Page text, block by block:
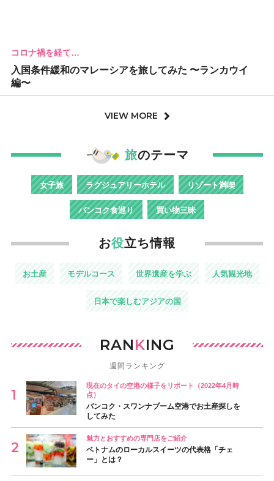
コロナ禍を経て…
入国条件緩和のマレーシアを旅してみた 〜ランカウイ
編〜
VIEW MORE
旅のテーマ
女子旅 ラグジュアリーホテル リゾート満喫
バンコク食巡り 買い物三昧
お役立ち情報
お土産 モデルコース 世界遺産を学ぶ 人気観光地
日本で楽しむアジアの国
RANKING
週間ランキング
現在のタイの空港の様子をリポート（2022年4月時
点）
バンコク・スワンナプーム空港でお土産探しを
してみた
魅力とおすすめの専門店をご紹介
ベトナムのローカルスイーツの代表格「チェ
ー」とは？